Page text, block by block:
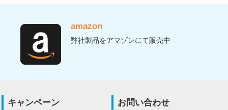
amazon
弊社製品をアマゾンにて販売中
キャンペーン お問い合わせ